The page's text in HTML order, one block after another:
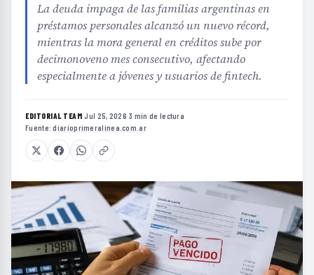
La deuda impaga de las familias argentinas en
préstamos personales alcanzó un nuevo récord,
mientras la mora general en créditos sube por
decimonoveno mes consecutivo, afectando
especialmente a jóvenes y usuarios de fintech.
EDITORIAL TEAM·Jul 25, 2026·3 min de lectura·
Fuente:diarioprimeralinea.com.ar